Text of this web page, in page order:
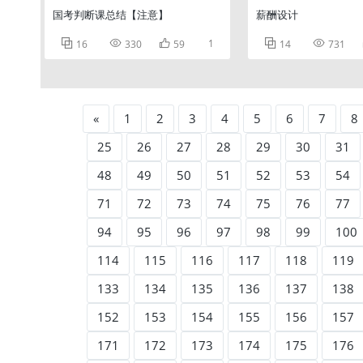
国考判断课总结【注意】
 16  330  59 1
薪酬设计
 14  731
« 1 2 3 4 5 6 7
8
25
26 27 28 29 30
31
48
49 50 51 52 53
54
71
72 73 74 75 76
77
94
95 96 97 98 99
100
114
115 116 117 118
119
133
134 135 136 137
138
152
153 154 155 156
157
171
172 173 174 175 176